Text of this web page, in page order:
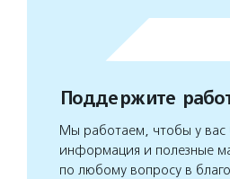
Поддержите
Мы работаем, чтобы у вас
информация и полезные
по любому вопросу в